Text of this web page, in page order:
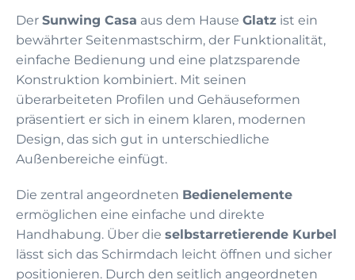
Der Sunwing Casa aus dem Hause Glatz ist ein
bewährter Seitenmastschirm, der Funktionalität,
einfache Bedienung und eine platzsparende
Konstruktion kombiniert. Mit seinen
überarbeiteten Profilen und Gehäuseformen
präsentiert er sich in einem klaren, modernen
Design, das sich gut in unterschiedliche
Außenbereiche einfügt.
Die zentral angeordneten Bedienelemente
ermöglichen eine einfache und direkte
Handhabung. Über die selbstarretierende Kurbel
lässt sich das Schirmdach leicht öffnen und sicher
positionieren. Durch den seitlich angeordneten